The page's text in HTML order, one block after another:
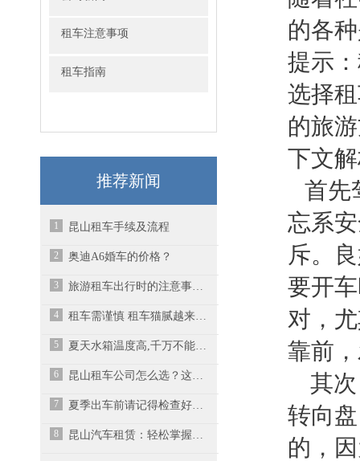
租车注意事项
租车指南
推荐新闻
1 昆山租车手续及流程
2 奥迪A6婚车的价格？
3 旅游租车出行时的注意事项有哪些？
4 租车需谨慎 租车猫腻越来越多
5 夏天水箱温度高,千万不能立即加水降温
6 昆山租车公司怎么选？这些坑一定要避开
7 夏季出车前请记得检查好轮胎,以防汽车爆胎
8 昆山汽车租赁：轻松掌握如何租车更省钱
的各
提示
选择
的旅
下文
首先
忘系
斥。
要开
对，
靠前
其次
转向
的，